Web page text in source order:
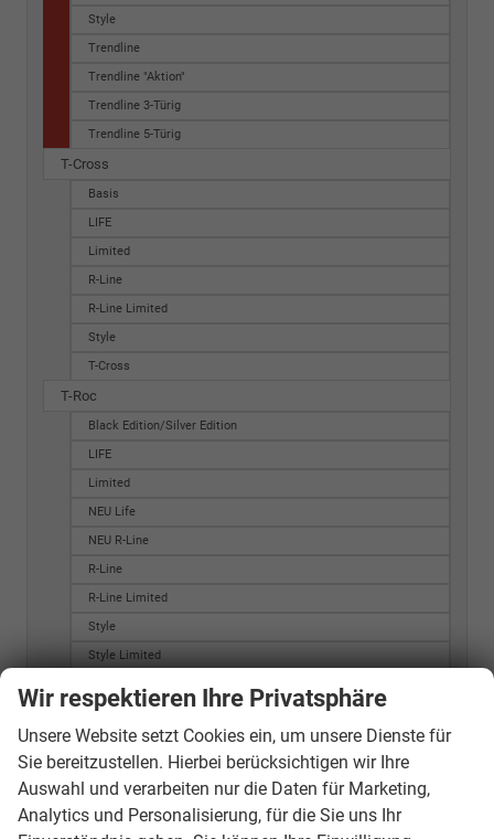
Style
Trendline
Trendline "Aktion"
Trendline 3-Türig
Trendline 5-Türig
T-Cross
Basis
LIFE
Limited
R-Line
R-Line Limited
Style
T-Cross
T-Roc
Black Edition/Silver Edition
LIFE
Limited
NEU Life
NEU R-Line
R-Line
R-Line Limited
Style
Style Limited
Trend
black style
T7 California
Wir respektieren Ihre Privatsphäre
Unsere Website setzt Cookies ein, um unsere Dienste für
Sie bereitzustellen. Hierbei berücksichtigen wir Ihre
Auswahl und verarbeiten nur die Daten für Marketing,
Analytics und Personalisierung, für die Sie uns Ihr